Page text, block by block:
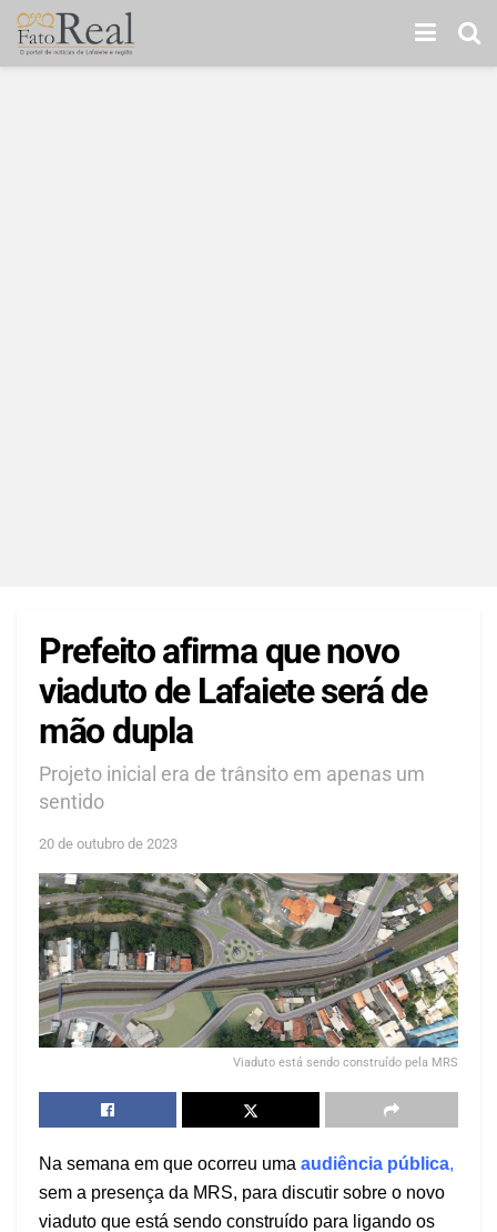
Prefeito afirma que novo
viaduto de Lafaiete será de
mão dupla
Projeto inicial era de trânsito em apenas um
sentido
20 de outubro de 2023
Viaduto está sendo construído pela MRS
Na semana em que ocorreu uma audiência pública,
sem a presença da MRS, para discutir sobre o novo
viaduto que está sendo construído para ligando os